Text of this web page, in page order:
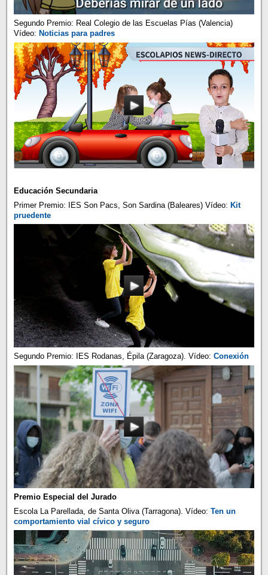
Segundo Premio: Real Colegio de las Escuelas Pías (Valencia)
Vídeo: Noticias para padres
Educación Secundaria
Primer Premio: IES Son Pacs, Son Sardina (Baleares) Vídeo: Kit
pruedente
Segundo Premio: IES Rodanas, Épila (Zaragoza). Vídeo: Conexión
Premio Especial del Jurado
Escola La Parellada, de Santa Oliva (Tarragona). Vídeo: Ten un
comportamiento vial cívico y seguro